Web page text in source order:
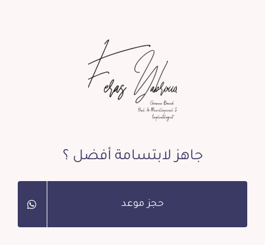
جاهز لابتسامة أفضل ؟
حجز موعد